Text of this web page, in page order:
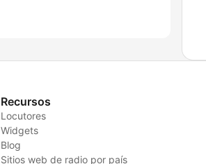
Recursos
Locutores
Widgets
Blog
Sitios web de radio por país